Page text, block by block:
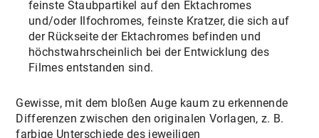
feinste Staubpartikel auf den Ektachromes
und/oder Ilfochromes, feinste Kratzer, die sich auf
der Rückseite der Ektachromes befinden und
höchstwahrscheinlich bei der Entwicklung des
Filmes entstanden sind.
Gewisse, mit dem bloßen Auge kaum zu erkennende
Differenzen zwischen den originalen Vorlagen, z. B.
farbige Unterschiede des jeweiligen